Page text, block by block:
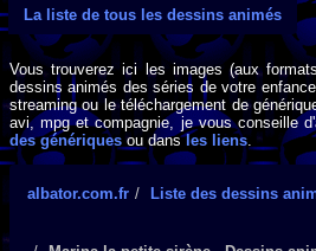
La liste de tous les dessins animés
Vous trouverez ici les images (aux
dessins animés des séries de votre
streaming ou le téléchargement de
avi, mpg et compagnie, je vous conseille
des génériques ou dansles liens
albator.com.fr Liste des dessins